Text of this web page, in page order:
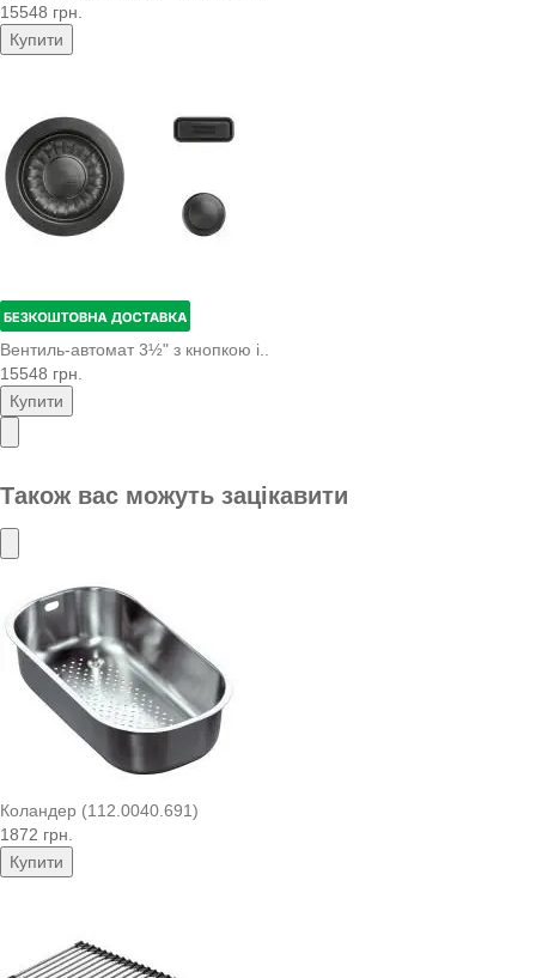
15548 грн.
Купити
Вентиль-автомат 3½" з кнопкою і..
15548 грн.
Купити
Також вас можуть зацікавити
Коландер (112.0040.691)
1872 грн.
Купити